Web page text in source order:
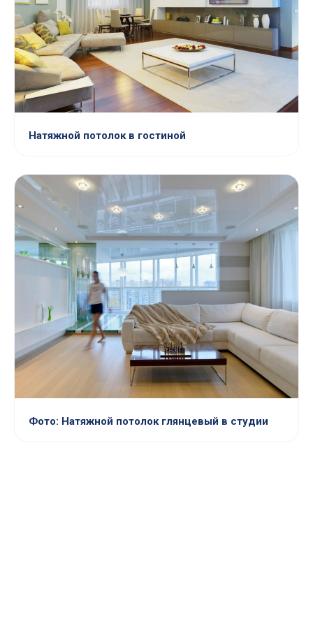
Натяжной потолок в гостиной
Фото: Натяжной потолок глянцевый в студии